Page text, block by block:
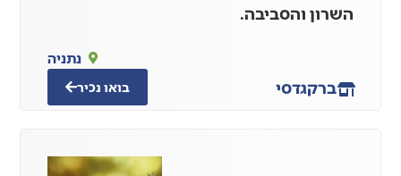
השרון והסביבה.
ברקגדסי
נתניה
בואו נכיר